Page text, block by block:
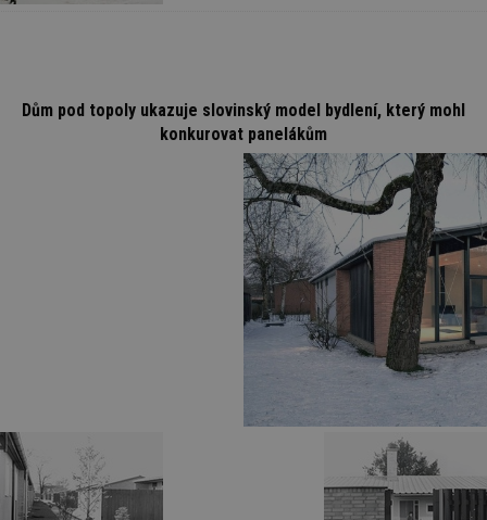
Dům pod topoly ukazuje slovinský model bydlení, který mohl
konkurovat panelákům